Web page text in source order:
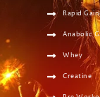
Rapid
Anabolic
Whey
Creatine